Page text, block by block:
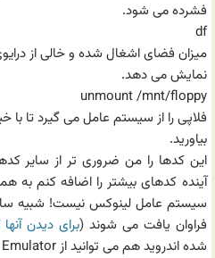
فشرده می شود.
df
میزان فضای اشغال شده و خالی از
نمایش می دهد.
unmount /mnt/floppy
فلاپی را از سیستم عامل می گیرد تا با
بیاورید.
این کدها را من ضروری تر از سایر
آینده کدهای بیشتر را اضافه کنم به
سیستم عامل لینوکس نیست! شبیه ساز
فراوان یافت می شوند (برای دیدن
شده اندروید هم می توانید از Terminal Emulator استفاده کنید.